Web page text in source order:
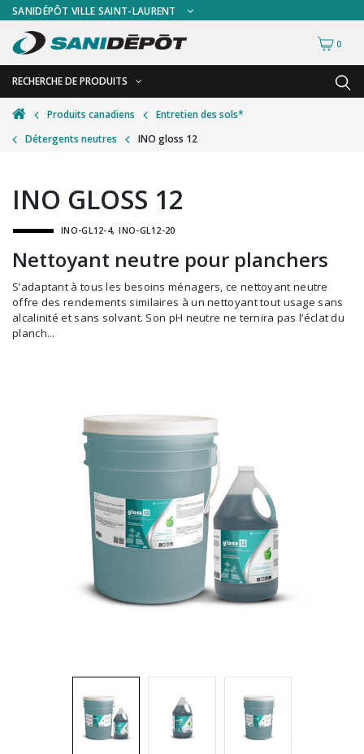
SANIDÉPÔT VILLE SAINT-LAURENT
0
RECHERCHE DE PRODUITS
RETOUR
Accessoires de sécurité
Accessoires pour le lavage de mur
Accessoires pour salles de bain
Alimentaire
Autres accessoires
Balais et porte-poussières
Chariots et manutention
Distributrices et supports
Grattoirs, moutons et racloirs pour vitres/planchers
Guenilles et éponges
Hygiène personnelle
Microfibres et linges divers
Vadrouilles, manches et cadres
RETOUR
Gants
Plexiglas
Signalisations
Test de diagnostic
Thermomètre
Vêtements de sécurité
Produits canadiens
Entretien des sols*
Détergents neutres
INO gloss 12
INO GLOSS 12
INO-GL12-4 INO-GL12-20
Nettoyant neutre pour planchers
S’adaptant à tous les besoins ménagers, ce nettoyant neutre
offre des rendements similaires à un nettoyant tout usage sans
alcalinité et sans solvant. Son pH neutre ne ternira pas l’éclat du
planch...